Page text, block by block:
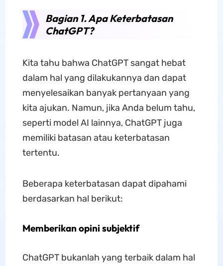
Bagian 1. Apa Keterbatasan
ChatGPT?
Kita tahu bahwa ChatGPT sangat hebat
dalam hal yang dilakukannya dan dapat
menyelesaikan banyak pertanyaan yang
kita ajukan. Namun, jika Anda belum tahu,
seperti model AI lainnya, ChatGPT juga
memiliki batasan atau keterbatasan
tertentu.
Beberapa keterbatasan dapat dipahami
berdasarkan hal berikut:
Memberikan opini subjektif
ChatGPT bukanlah yang terbaik dalam hal